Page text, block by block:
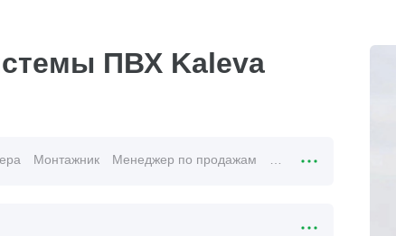
ПВХ Kaleva
Монтажник Менеджер по продажам Специалист